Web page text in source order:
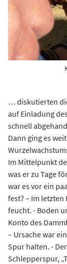
… diskutierten
auf Einladung
schnell
Dann ging es
Im Mittelpunkt
was er zu Tage
war es vor ein
fest? – Im
feucht. - Boden
Konto des
– Ursache war
Spur halten. -
Schlepperspur,